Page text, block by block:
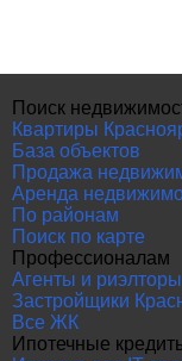
Поиск
Квартиры
База объектов
Продажа
Аренда
По районам
Поиск по карте
Профессионалам
Агенты и риэлторы
Застройщики
Все ЖК
Ипотечные